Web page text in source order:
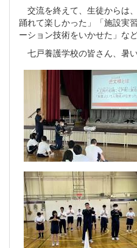
交流を終えて、生徒からは
踊れて楽しかった」「施設実
ーション技術をいかせた」な
七戸養護学校の皆さん、暑